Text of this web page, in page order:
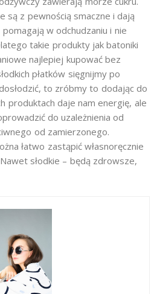
są z pewnością smaczne i dają
w odchudzaniu i nie
takie produkty jak batoniki
najlepiej kupować bez
płatków sięgnijmy po
to zróbmy to dodając do
produktach daje nam energię, ale
do uzależnienia od
od zamierzonego.
łatwo zastąpić własnoręcznie
słodkie – będą zdrowsze,